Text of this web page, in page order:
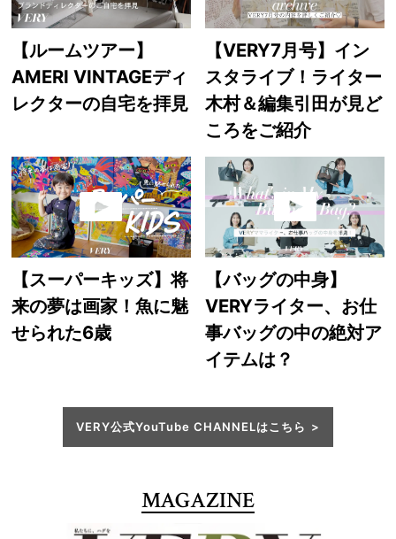
【ルームツアー】
AMERI VINTAGEディ
レクターの自宅を拝見
【VERY7月号】イン
スタライブ！ライター
木村＆編集引田が見ど
ころをご紹介
【スーパーキッズ】将
来の夢は画家！魚に魅
せられた6歳
【バッグの中身】
VERYライター、お仕
事バッグの中の絶対ア
イテムは？
VERY公式YouTube CHANNELはこちら
MAGAZINE